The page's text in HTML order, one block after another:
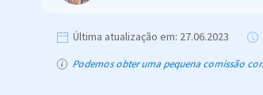
Última atualização em: 27.06.2023
Podemos obter uma pequena comissão